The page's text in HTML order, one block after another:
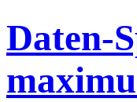
Daten-